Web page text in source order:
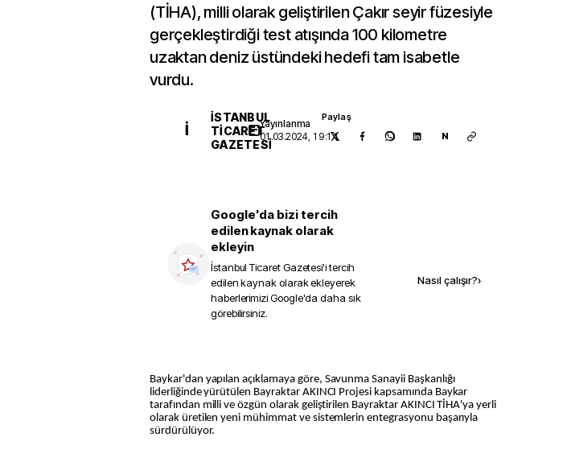
(TİHA), milli olarak geliştirilen Çakır seyir füzesiyle
gerçekleştirdiği test atışında 100 kilometre
uzaktan deniz üstündeki hedefi tam isabetle
vurdu.
İ
İSTANBUL
TICARET
GAZETESI
Yayınlanma
01.03.2024, 19:14
Paylaş
N
Google'da bizi tercih
edilen kaynak olarak
ekleyin
İstanbul Ticaret Gazetesi'i tercih
edilen kaynak olarak ekleyerek
haberlerimizi Google'da daha sık
görebilirsiniz.
Nasıl çalışır?›
Baykar'dan yapılan açıklamaya göre, Savunma Sanayii Başkanlığı
liderliğinde yürütülen Bayraktar AKINCI Projesi kapsamında Baykar
tarafından milli ve özgün olarak geliştirilen Bayraktar AKINCI TİHA'ya yerli
olarak üretilen yeni mühimmat ve sistemlerin entegrasyonu başarıyla
sürdürülüyor.